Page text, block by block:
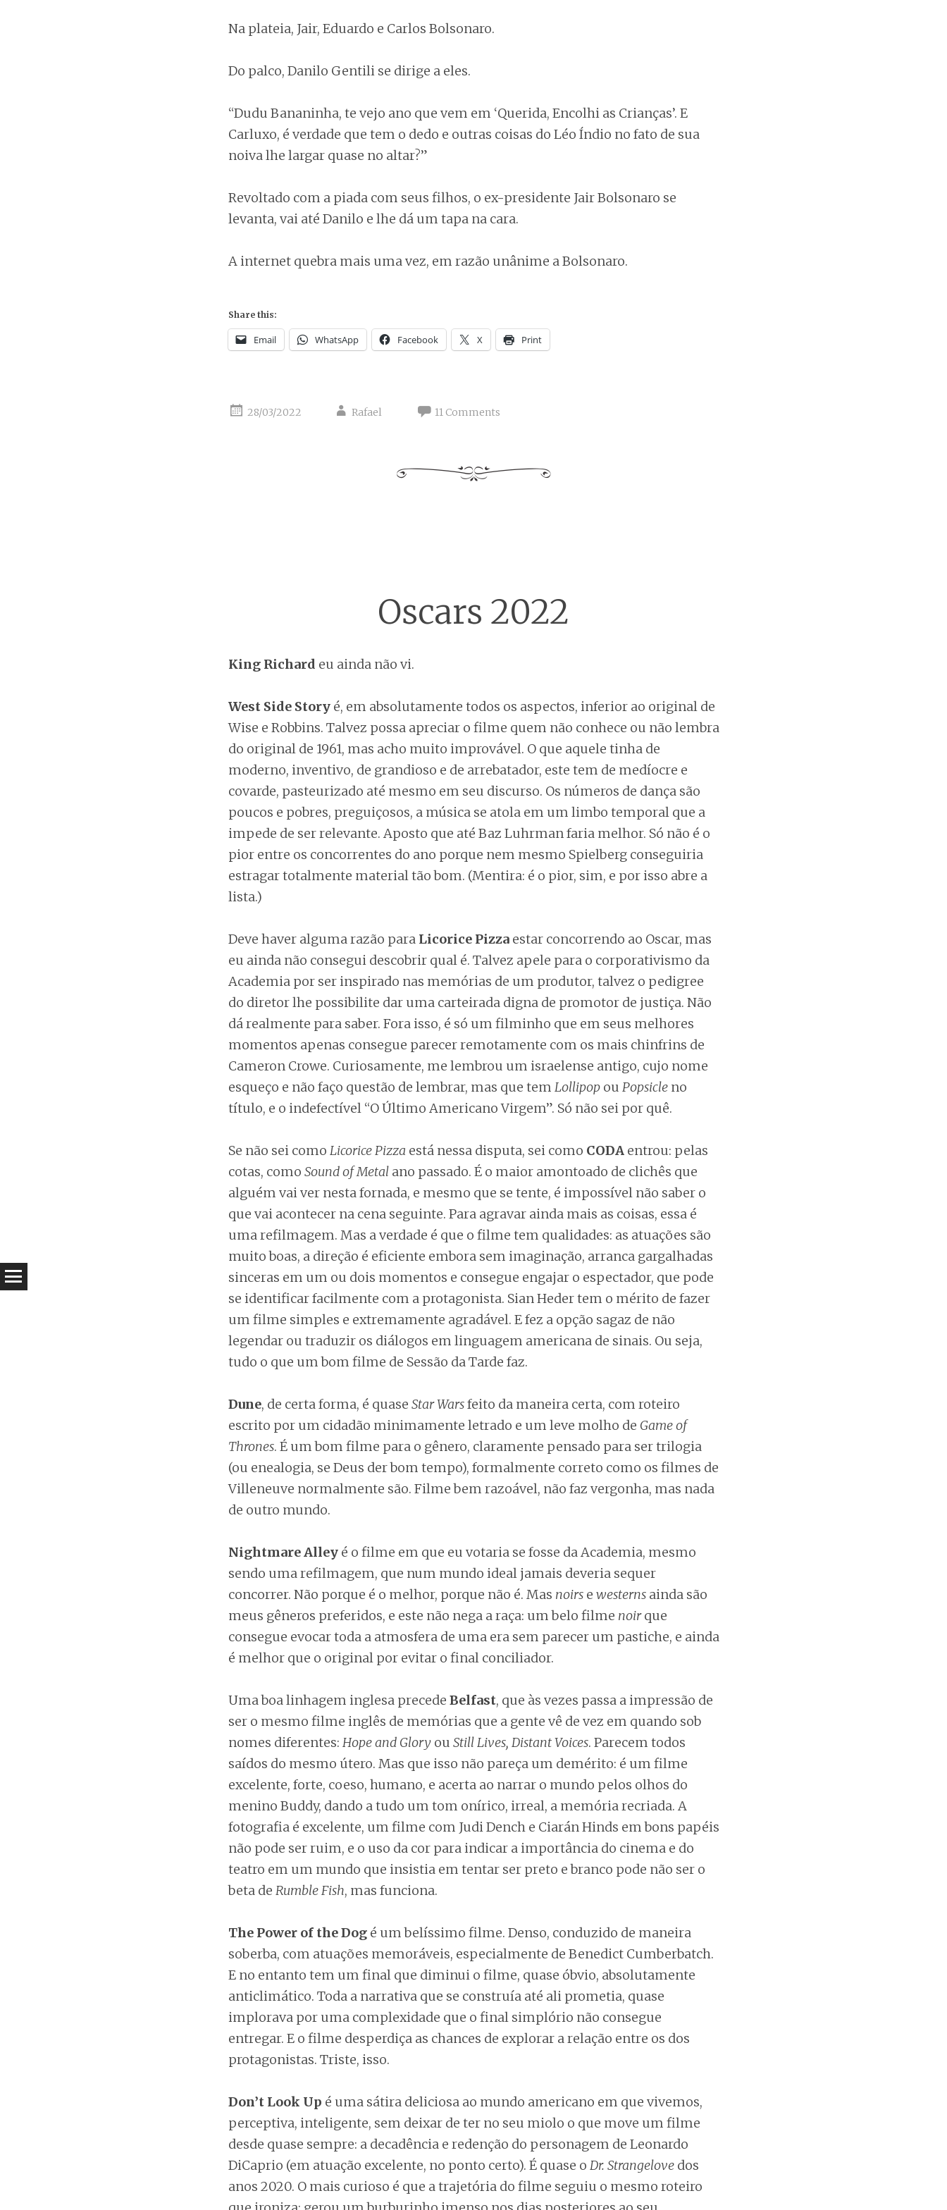
Na plateia, Jair, Eduardo e Carlos Bolsonaro.
Do palco, Danilo Gentili se dirige a eles.
“Dudu Bananinha, te vejo ano que vem em ‘Querida, Encolhi as Crianças’. E
Carluxo, é verdade que tem o dedo e outras coisas do Léo Índio no fato de sua
noiva lhe largar quase no altar?”
Revoltado com a piada com seus filhos, o ex-presidente Jair Bolsonaro se
levanta, vai até Danilo e lhe dá um tapa na cara.
A internet quebra mais uma vez, em razão unânime a Bolsonaro.
Share this:
Email WhatsApp Facebook X Print
28/03/2022 Rafael 11 Comments
Oscars 2022
King Richard eu ainda não vi.
West Side Storyé, em absolutamente todos os aspectos, inferior ao original de
Wise e Robbins. Talvez possa apreciar o filme quem não conhece ou não lembra
do original de 1961, mas acho muito improvável. O que aquele tinha de
moderno, inventivo, de grandioso e de arrebatador, este tem de medíocre e
covarde, pasteurizado até mesmo em seu discurso. Os números de dança são
poucos e pobres, preguiçosos, a música se atola em um limbo temporal que a
impede de ser relevante. Aposto que até Baz Luhrman faria melhor. Só não é o
pior entre os concorrentes do ano porque nem mesmo Spielberg conseguiria
estragar totalmente material tão bom. (Mentira: é o pior, sim, e por isso abre a
lista.)
Deve haver alguma razão para Licorice Pizzaestar concorrendo ao Oscar, mas
eu ainda não consegui descobrir qual é. Talvez apele para o corporativismo da
Academia por ser inspirado nas memórias de um produtor, talvez o pedigree
do diretor lhe possibilite dar uma carteirada digna de promotor de justiça. Não
dá realmente para saber. Fora isso, é só um filminho que em seus melhores
momentos apenas consegue parecer remotamente com os mais chinfrins de
Cameron Crowe. Curiosamente, me lembrou um israelense antigo, cujo nome
esqueço e não faço questão de lembrar, mas que tem Lollipopou Popsicleno
título, e o indefectível “O Último Americano Virgem”. Só não sei por quê.
Se não sei como Licorice Pizza está nessa disputa, sei como CODAentrou: pelas
cotas, como Sound of Metalano passado. É o maior amontoado de clichês que
alguém vai ver nesta fornada, e mesmo que se tente, é impossível não saber o
que vai acontecer na cena seguinte. Para agravar ainda mais as coisas, essa é
uma refilmagem. Mas a verdade é que o filme tem qualidades: as atuações são
muito boas, a direção é eficiente embora sem imaginação, arranca gargalhadas
sinceras em um ou dois momentos e consegue engajar o espectador, que pode
se identificar facilmente com a protagonista. Sian Heder tem o mérito de fazer
um filme simples e extremamente agradável. E fez a opção sagaz de não
legendar ou traduzir os diálogos em linguagem americana de sinais. Ou seja,
tudo o que um bom filme de Sessão da Tarde faz.
Dune, de certa forma, é quase Star Warsfeito da maneira certa, com roteiro
escrito por um cidadão minimamente letrado e um leve molho de Game of
Thrones. É um bom filme para o gênero, claramente pensado para ser trilogia
(ou enealogia, se Deus der bom tempo), formalmente correto como os filmes de
Villeneuve normalmente são. Filme bem razoável, não faz vergonha, mas nada
de outro mundo.
Nightmare Alley é o filme em que eu votaria se fosse da Academia, mesmo
sendo uma refilmagem, que num mundo ideal jamais deveria sequer
concorrer. Não porque é o melhor, porque não é. Mas noirse westernsainda são
meus gêneros preferidos, e este não nega a raça: um belo filme noirque
consegue evocar toda a atmosfera de uma era sem parecer um pastiche, e ainda
é melhor que o original por evitar o final conciliador.
Uma boa linhagem inglesa precede Belfast, que às vezes passa a impressão de
ser o mesmo filme inglês de memórias que a gente vê de vez em quando sob
nomes diferentes: Hope and Gloryou Still Lives, Distant Voices. Parecem todos
saídos do mesmo útero. Mas que isso não pareça um demérito: é um filme
excelente, forte, coeso, humano, e acerta ao narrar o mundo pelos olhos do
menino Buddy, dando a tudo um tom onírico, irreal, a memória recriada. A
fotografia é excelente, um filme com Judi Dench e Ciarán Hinds em bons papéis
não pode ser ruim, e o uso da cor para indicar a importância do cinema e do
teatro em um mundo que insistia em tentar ser preto e branco pode não ser o
beta de Rumble Fish, mas funciona.
The Power of the Dog é um belíssimo filme. Denso, conduzido de maneira
soberba, com atuações memoráveis, especialmente de Benedict Cumberbatch.
E no entanto tem um final que diminui o filme, quase óbvio, absolutamente
anticlimático. Toda a narrativa que se construía até ali prometia, quase
implorava por uma complexidade que o final simplório não consegue
entregar. E o filme desperdiça as chances de explorar a relação entre os dos
protagonistas. Triste, isso.
Don’t Look Up é uma sátira deliciosa ao mundo americano em que vivemos,
perceptiva, inteligente, sem deixar de ter no seu miolo o que move um filme
desde quase sempre: a decadência e redenção do personagem de Leonardo
DiCaprio (em atuação excelente, no ponto certo). É quase o Dr. Strangelovedos
anos 2020. O mais curioso é que a trajetória do filme seguiu o mesmo roteiro